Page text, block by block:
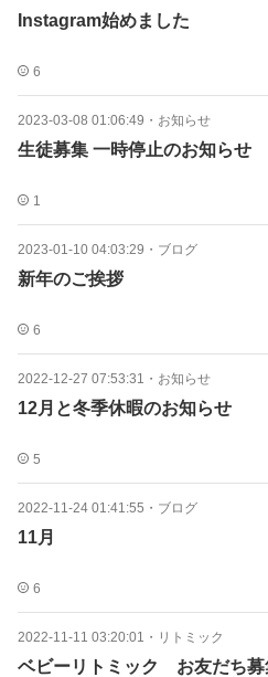
Instagram始めました
6
2023-03-08 01:06:49 ・ お知らせ
生徒募集 一時停止のお知らせ
1
2023-01-10 04:03:29 ・ ブログ
新年のご挨拶
6
2022-12-27 07:53:31 ・ お知らせ
12月と冬季休暇のお知らせ
5
2022-11-24 01:41:55 ・ ブログ
11月
6
2022-11-11 03:20:01 ・ リトミック
ベビーリトミック お友だち募